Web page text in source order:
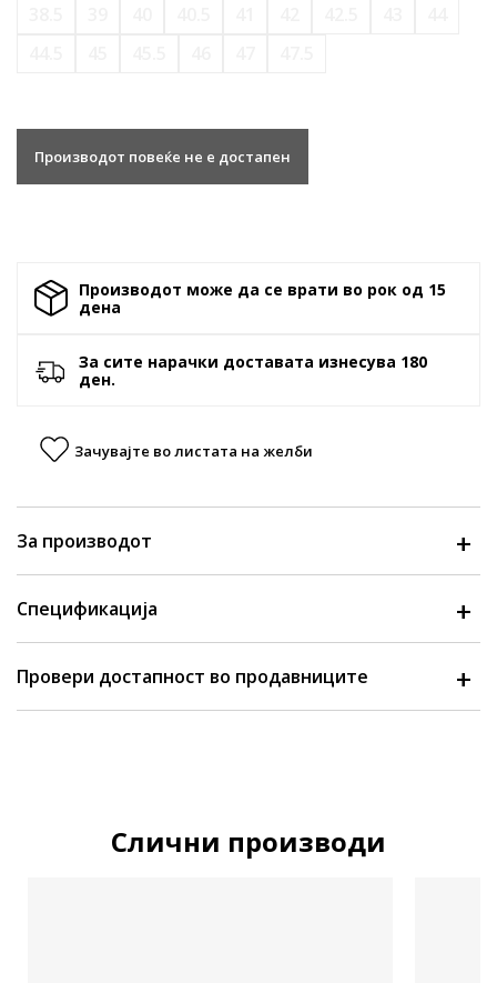
Производот повеќе не е достапен
Производот може да се врати во рок од 15
денa
За сите нарачки доставата изнесува 180
ден.
Зачувајте во листата на желби
За производот
Спецификација
Провери достапност во продавниците
Слични производи